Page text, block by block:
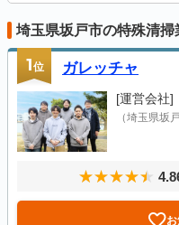
埼玉県坂戸市の特殊清
1位 ガレッチャ
[運営会社]
（埼玉県坂
お